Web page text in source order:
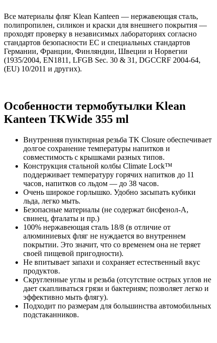
Все материалы фляг Klean Kanteen — нержавеющая сталь,
полипропилен, силикон и краски для внешнего покрытия —
проходят проверку в независимых лабораториях согласно
стандартов безопасности ЕС и специальных стандартов
Германии, Франции, Финляндии, Швеции и Норвегии
(1935/2004, EN1811, LFGB Sec. 30 & 31, DGCCRF 2004-64,
(EU) 10/2011 и других).
Особенности термобутылки Klean
Kanteen TKWide 355 ml
Внутренняя пунктирная резьба TK Closure обеспечивает
долгое сохранение температуры напитков и
совместимость с крышками разных типов.
Конструкция стальной колбы Climate Lock™
поддерживает температуру горячих напитков до 11
часов, напитков со льдом — до 38 часов.
Очень широкое горлышко. Удобно засыпать кубики
льда, легко мыть.
Безопасные материалы (не содержат бисфенол-А,
свинец, фталаты и пр.)
100% нержавеющая сталь 18/8 (в отличие от
алюминиевых фляг не нуждается во внутреннем
покрытии. Это значит, что со временем она не теряет
своей пищевой пригодности).
Не впитывает запахи и сохраняет естественный вкус
продуктов.
Скругленные углы и резьба (отсутствие острых углов не
дает скапливаться грязи и бактериям; позволяет легко и
эффективно мыть флягу).
Подходит по размерам для большинства автомобильных
подстаканников.